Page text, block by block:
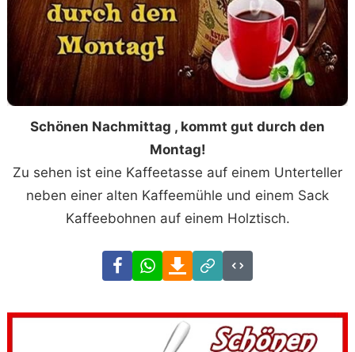
Schönen Nachmittag , kommt gut durch den
Montag!
Zu sehen ist eine Kaffeetasse auf einem Unterteller
neben einer alten Kaffeemühle und einem Sack
Kaffeebohnen auf einem Holztisch.
FacebookWhatsAppDownload
Link
Code